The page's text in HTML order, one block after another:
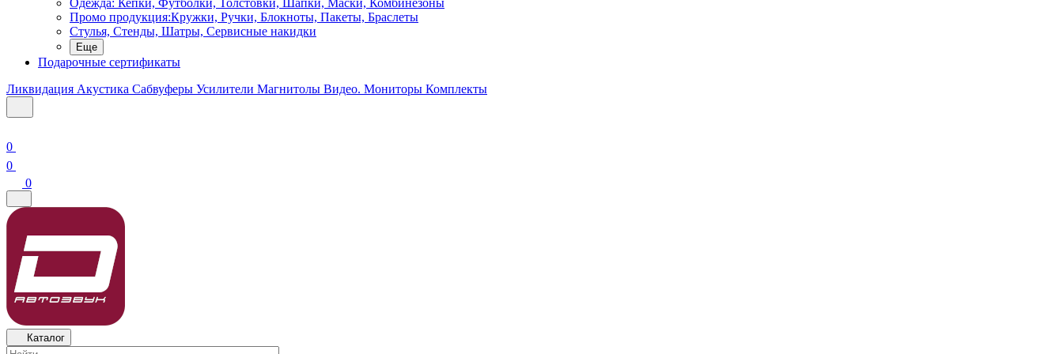
Одежда: Кепки, Футболки, Толстовки, Шапки, Маски, Комбинезоны
Промо продукция:Кружки, Ручки, Блокноты, Пакеты, Браслеты
Стулья, Стенды, Шатры, Сервисные накидки
Еще
Подарочные сертификаты
Ликвидация Акустика Сабвуферы Усилители Магнитолы Видео. Мониторы Комплекты
0
0
0
Каталог